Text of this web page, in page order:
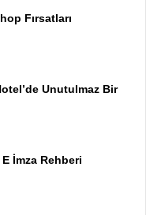
Fırsatları
Unutulmaz Bir
İmza Rehberi